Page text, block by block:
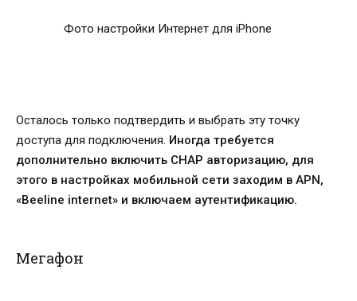
Фото настройки Интернет для iPhone
Осталось только подтвердить и выбрать эту точку
доступа для подключения. Иногда требуется
дополнительно включить CHAP авторизацию, для
этого в настройках мобильной сети заходим в APN,
«Beeline internet» и включаем аутентификацию.
Мегафон